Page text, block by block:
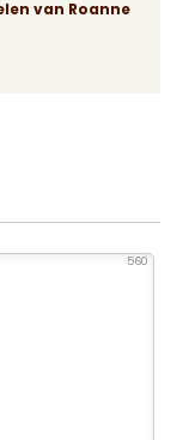
van Roanne
560